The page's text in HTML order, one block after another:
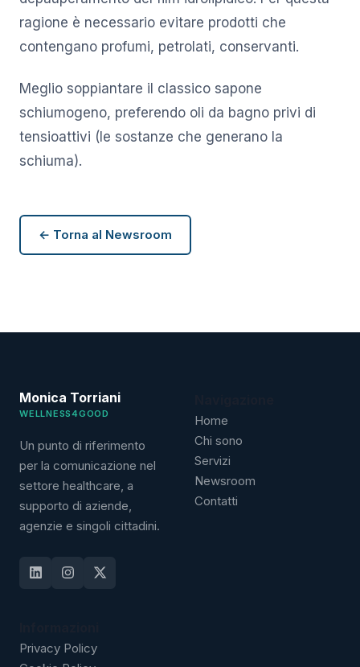
ragione è necessario evitare prodotti che
contengano profumi, petrolati, conservanti.
Meglio soppiantare il classico sapone
schiumogeno, preferendo oli da bagno privi di
tensioattivi (le sostanze che generano la
schiuma).
← Torna al Newsroom
Monica Torriani
WELLNESS4GOOD
Un punto di riferimento
per la comunicazione nel
settore healthcare, a
supporto di aziende,
agenzie e singoli cittadini.
Home
Chi sono
Servizi
Newsroom
Contatti
Privacy Policy